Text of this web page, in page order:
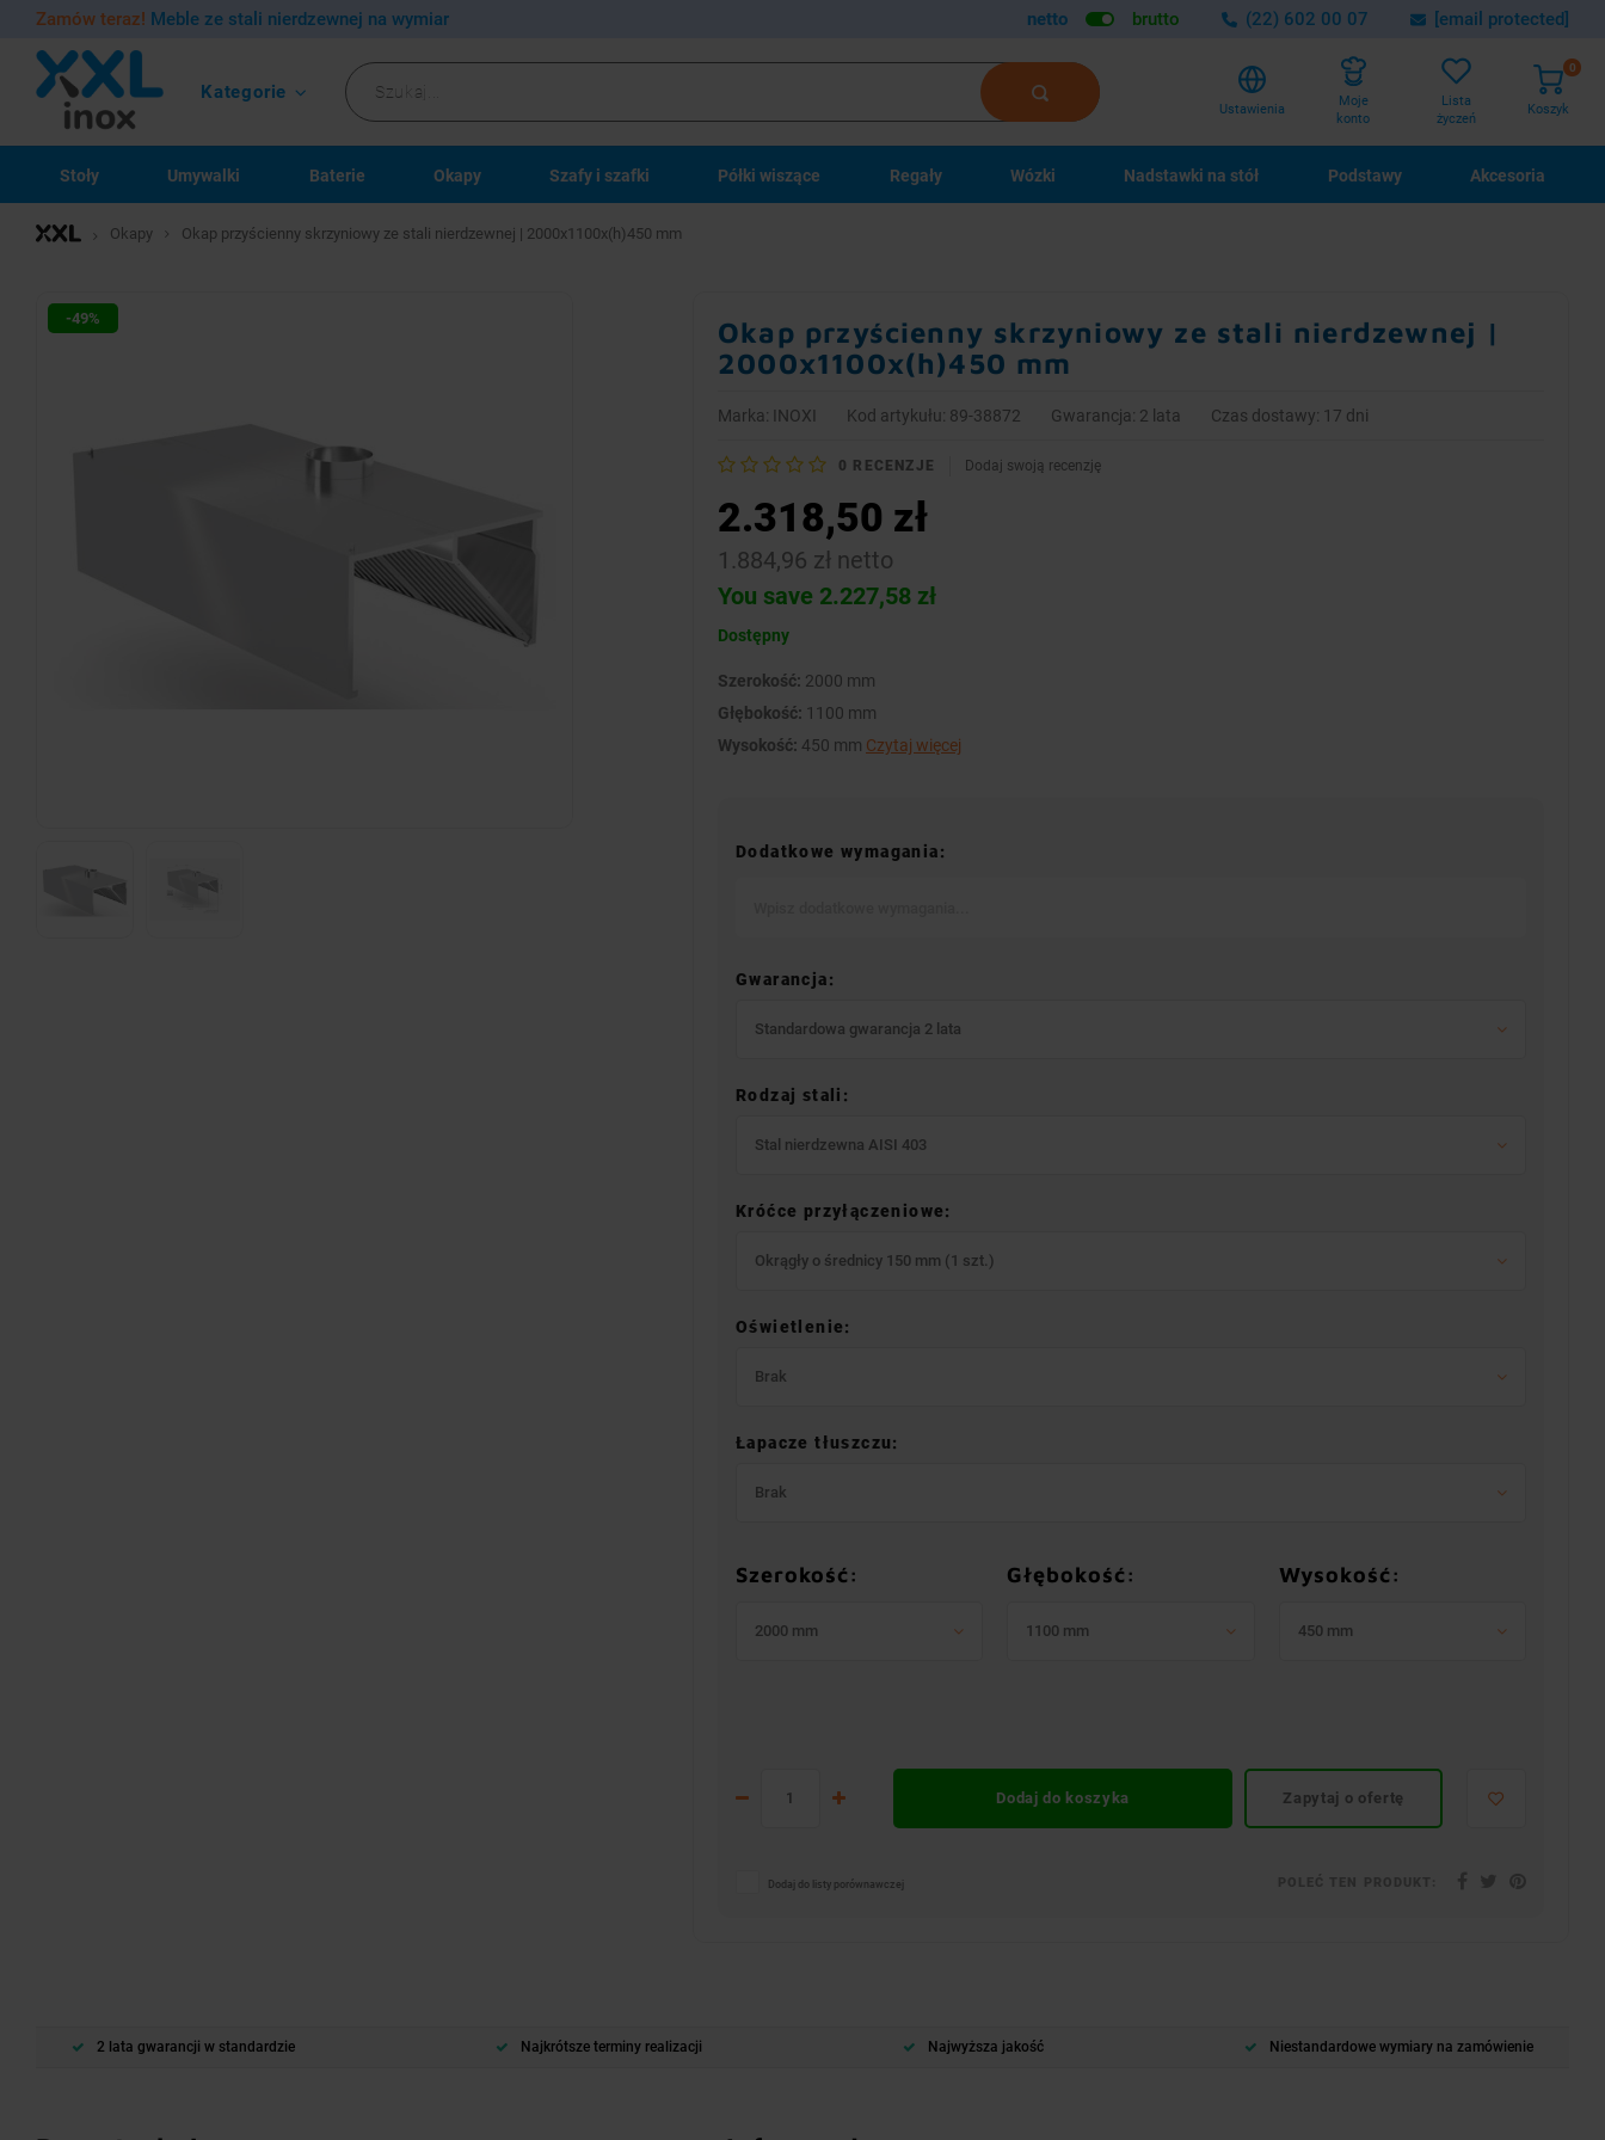
Zamów teraz! Meble ze stali nierdzewnej na wymiar netto brutto (22) 602 00 07 [email protected]
Kategorie
Ustawienia
Moje
konto
Lista
życzeń
Koszyk
0
Stoły Umywalki Baterie Okapy Szafy i szafki Półki wiszące Regały Wózki Nadstawki na stół Podstawy Akcesoria
Okapy Okap przyścienny skrzyniowy ze stali nierdzewnej | 2000x1100x(h)450 mm
-49%
Okap przyścienny skrzyniowy ze stali nierdzewnej |
2000x1100x(h)450 mm
Marka: INOXI Kod artykułu: 89-38872 Gwarancja: 2 lata Czas dostawy: 17 dni
0 RECENZJE Dodaj swoją recenzję
2.318,50 zł
1.884,96 zł netto
You save 2.227,58 zł
Dostępny
Szerokość: 2000 mm
Głębokość: 1100 mm
Wysokość: 450 mm Czytaj więcej
Dodatkowe wymagania:
Gwarancja:
Standardowa gwarancja 2 lata
Rodzaj stali:
Stal nierdzewna AISI 403
Króćce przyłączeniowe:
Okrągły o średnicy 150 mm (1 szt.)
Oświetlenie:
Brak
Łapacze tłuszczu:
Brak
Szerokość:
2000 mm
Głębokość:
1100 mm
Wysokość:
450 mm
Dodaj do koszyka Zapytaj o ofertę
Dodaj do listy porównawczej
2 lata gwarancji w standardzie Najkrótsze terminy realizacji Najwyższa jakość Niestandardowe wymiary na zamówienie